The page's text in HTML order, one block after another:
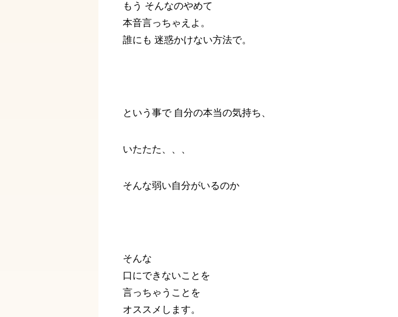
もう そんなのやめて
本音言っちゃえよ。
誰にも 迷惑かけない方法で。
という事で 自分の本当の気持ち、
いたたた、、、
そんな弱い自分がいるのか
そんな
口にできないことを
言っちゃうことを
オススメします。